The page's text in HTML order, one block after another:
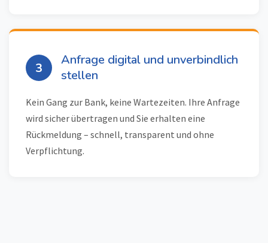
3
Anfrage digital und unverbindlich
stellen
Kein Gang zur Bank, keine Wartezeiten. Ihre Anfrage
wird sicher übertragen und Sie erhalten eine
Rückmeldung – schnell, transparent und ohne
Verpflichtung.